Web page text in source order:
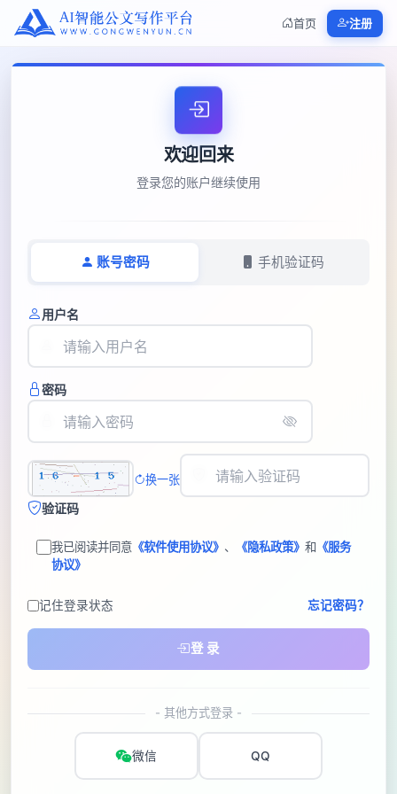
首页 注册
欢迎回来
登录您的账户继续使用
账号密码 手机验证码
用户名
密码
换一张
验证码
我已阅读并同意 《软件使用协议》 、 《隐私政策》 和 《服务
协议》
记住登录状态 忘记密码？
登 录
- 其他方式登录 -
微信 QQ